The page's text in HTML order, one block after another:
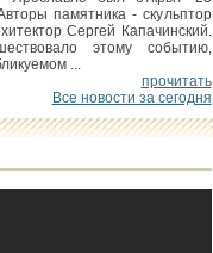
памятника - скульптор
Сергей Капачинский.
этому событию,
...
прочитать
Все новости за сегодня